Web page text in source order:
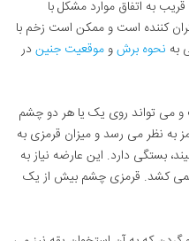
به اتفاق موارد مشکل با
کننده است و ممکن است زخم با
به نحوه برشو موقعیت جنین در
و می تواند روی یک یا هر دو چشم
به نظر می رسد و میزان قرمزی به
بستگی دارد. این عارضه نیاز به
نمی کشد. قرمزی چشم بیش از یک